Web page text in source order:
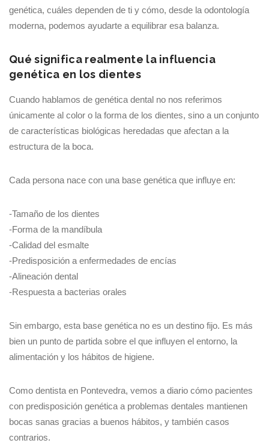
genética, cuáles dependen de ti y cómo, desde la odontología
moderna, podemos ayudarte a equilibrar esa balanza.
Qué significa realmente la influencia
genética en los dientes
Cuando hablamos de genética dental no nos referimos
únicamente al color o la forma de los dientes, sino a un conjunto
de características biológicas heredadas que afectan a la
estructura de la boca.
Cada persona nace con una base genética que influye en:
-Tamaño de los dientes
-Forma de la mandíbula
-Calidad del esmalte
-Predisposición a enfermedades de encías
-Alineación dental
-Respuesta a bacterias orales
Sin embargo, esta base genética no es un destino fijo. Es más
bien un punto de partida sobre el que influyen el entorno, la
alimentación y los hábitos de higiene.
Como dentista en Pontevedra, vemos a diario cómo pacientes
con predisposición genética a problemas dentales mantienen
bocas sanas gracias a buenos hábitos, y también casos
contrarios.